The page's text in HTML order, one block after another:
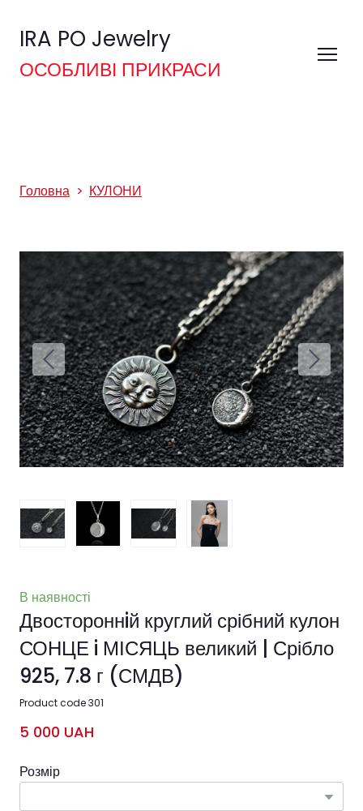
IRA PO Jewelry
ОСОБЛИВІ ПРИКРАСИ
Головна КУЛОНИ
В наявності
Двостороннiй круглий срібний кулон
СОНЦЕ i МІСЯЦЬ великий | Срібло
925, 7.8 г (СМДВ)
Product code 301
5 000 UAH
Розмір